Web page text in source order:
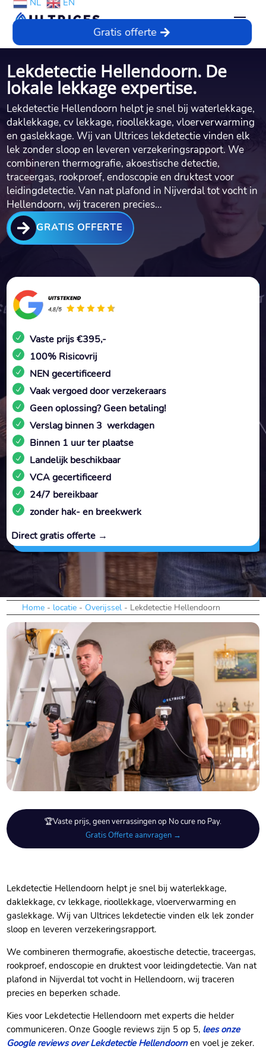
NL EN
Gratis offerte
Lekdetectie Hellendoorn. De
lokale lekkage expertise.
Lekdetectie Hellendoorn helpt je snel bij waterlekkage,
daklekkage, cv lekkage, rioollekkage, vloerverwarming
en gaslekkage. Wij van Ultrices lekdetectie vinden elk
lek zonder sloop en leveren verzekeringsrapport. We
combineren thermografie, akoestische detectie,
traceergas, rookproef, endoscopie en druktest voor
leidingdetectie. Van nat plafond in Nijverdal tot vocht in
Hellendoorn, wij traceren precies…
 GRATIS OFFERTE
Vaste prijs €395,-
100% Risicovrij
NEN gecertificeerd
Vaak vergoed door verzekeraars
Geen oplossing? Geen betaling!
Verslag binnen 3 werkdagen
Binnen 1 uur ter plaatse
Landelijk beschikbaar
VCA gecertificeerd
24/7 bereikbaar
zonder hak- en breekwerk
Direct gratis offerte →
Home - locatie - Overijssel - Lekdetectie Hellendoorn
🏆Vaste prijs, geen verrassingen op No cure no Pay.
Gratis Offerte aanvragen →
Lekdetectie Hellendoorn helpt je snel bij waterlekkage,
daklekkage, cv lekkage, rioollekkage, vloerverwarming en
gaslekkage. Wij van Ultrices lekdetectie vinden elk lek zonder
sloop en leveren verzekeringsrapport.
We combineren thermografie, akoestische detectie, traceergas,
rookproef, endoscopie en druktest voor leidingdetectie. Van nat
plafond in Nijverdal tot vocht in Hellendoorn, wij traceren
precies en beperken schade.
Kies voor Lekdetectie Hellendoorn met experts die helder
communiceren. Onze Google reviews zijn 5 op 5, lees onze
Google reviews over Lekdetectie Hellendoornen voel je zeker.